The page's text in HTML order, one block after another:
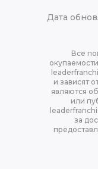
Дата
Все
и зависят
являются
или
за